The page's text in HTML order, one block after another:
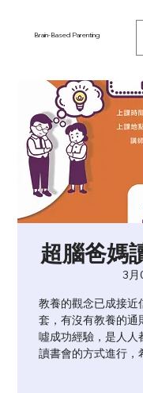
Brain-Based Parenting
超腦爸媽
3月
教養的觀念已成接近
套，有沒有教養的通
噓成功經驗，是人人
讀書會的方式進行，